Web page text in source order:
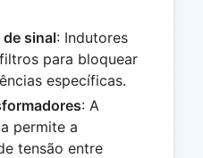
sinal: Indutores
para bloquear
específicas.
: A
permite a
tensão entre